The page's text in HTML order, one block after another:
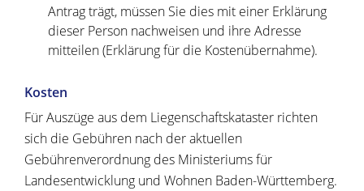
Antrag trägt, müssen Sie dies mit einer Erklärung
dieser Person nachweisen und ihre Adresse
mitteilen (Erklärung für die Kostenübernahme).
Kosten
Für Auszüge aus dem Liegenschaftskataster richten
sich die Gebühren nach der aktuellen
Gebührenverordnung des Ministeriums für
Landesentwicklung und Wohnen Baden-Württemberg.